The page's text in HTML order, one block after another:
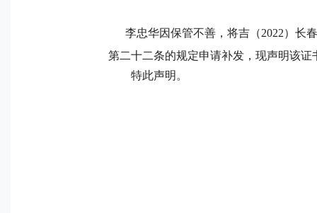
李忠华因保管不善，将吉（2022）长
第二十二条的规定申请补发，现声明该证
特此声明。